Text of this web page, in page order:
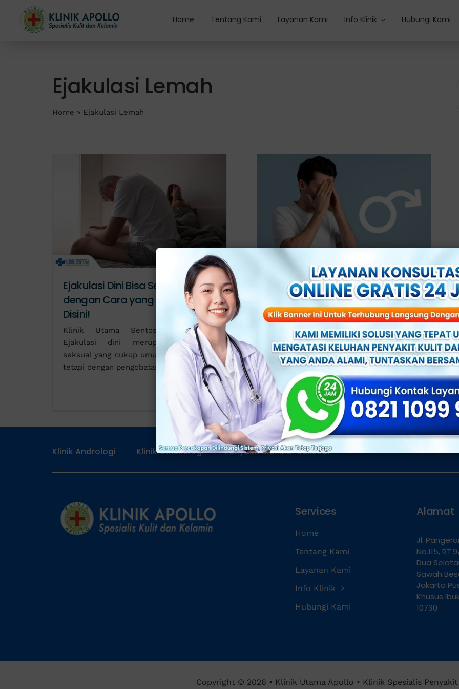
content
Home Tentang Kami Layanan Kami Info Klinik Hubungi Kami
Ejakulasi Lemah
Home » Ejakulasi Lemah
Ejakulasi Dini Bisa Sembuh
dengan Cara yang Tepat, Cek
Disini!
Klinik Utama Sentosa, Jakarta -
Ejakulasi dini merupakan masalah
seksual yang cukup umum di alami pria,
tetapi dengan pengobatan yang tepat,
3 Cara Mengatasi Ejakulasi
Lemah dengan Perawatan
Mandiri, Catat!
Klinik Utama Sentosa, Jakarta -
Ejakulasi lemah merupakan masalah
seksual yang sering dihadapi oleh
banyak pria, terutama di usia lanjut.
Kondisi
Klinik Andrologi Klinik Ginekologi Penyakit Menular Seksual
Services
Home
Tentang Kami
Layanan Kami
Info Klinik
Hubungi Kami
Alamat
Jl.
No.115,
Dua
Sawah
Jakarta
Khusus
10730
Copyright © 2026 • Klinik Utama Apollo • Klinik Spesialis